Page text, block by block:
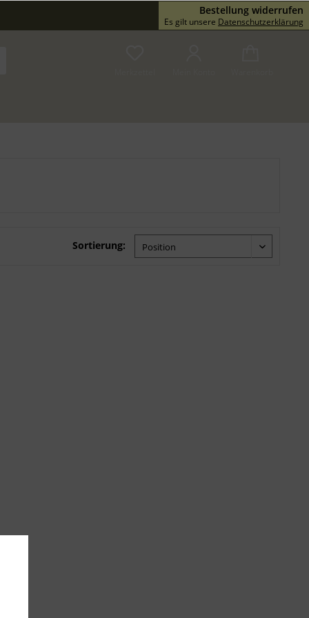
Service/Hilfe
Sortierung:
Bestellung widerrufen
Es gilt unsere Datenschutzerklärung